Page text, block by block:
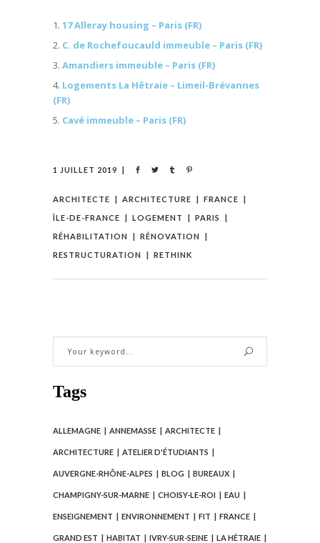
17 Alleray housing – Paris (FR)
C. de Rochefoucauld immeuble – Paris (FR)
Amandiers immeuble – Paris (FR)
Logements La Hêtraie – Limeil-Brévannes
(FR)
Cavé immeuble – Paris (FR)
1 JUILLET 2019
ARCHITECTE ARCHITECTURE
FRANCE
ÎLE-DE-FRANCE
LOGEMENT
PARIS
RÉHABILITATION
RÉNOVATION
RESTRUCTURATION
RETHINK
Tags
ALLEMAGNE ANNEMASSE ARCHITECTE
ARCHITECTURE ATELIER D'ÉTUDIANTS
AUVERGNE-RHÔNE-ALPES BLOG BUREAUX
CHAMPIGNY-SUR-MARNE CHOISY-LE-ROI EAU
ENSEIGNEMENT ENVIRONNEMENT FIT FRANCE
GRAND EST HABITAT IVRY-SUR-SEINE LA HÊTRAIE